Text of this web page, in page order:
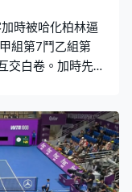
時被哈化柏林逼
組第7鬥乙組第
交白卷。加時先收
遠射，為哈化柏林
1比1。 要互射12
賴堡的鈴木唯人
交到功課，「捉